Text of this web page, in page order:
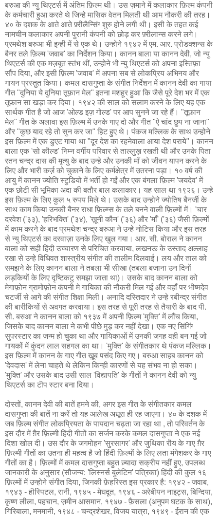
बरुआ की न्यु थिएटर्स में अंतिम फ़िल्म थी। उस ज़माने में कलाकार फ़िल्म कंपनी
के कर्मचारी हुआ करते थे जिन्हे मासिक वेतन मिलती थी आम नौकरी की तरह।
४० के दशक के आते आते फ़्रीलैन्सिंग्‍ शुरु होने लगी थी। इसी के तहत कई
नामचीन कलाकार अपनी पुरानी कंपनी को छोड़ कर फ़्रीलान्स करने लगे।
प्रमथेश बरुआ भी इन्ही में से एक थे। उन्होने १९४२ में एम. आर. प्रोडक्शन्स के
बैनर तले फ़िल्म 'जवाब' का निर्देशन किया। कानन बाला या कानन देवी, जो न्यु
थिएटर्स की एक मज़बूत स्तंभ थीं, उन्होने भी न्यु थिएटर्स को अपना इस्तिफ़ा
सौंप दिया, और इसी फ़िल्म 'जवाब' में अपना सब से लोकप्रिय अभिनय और
गायन प्रस्तुत किया। कमल दासगुप्ता के संगीत निर्देशन में कानन देवी का गाया
गीत "दुनिया ये दुनिया तूफ़ान मेल" इतना मशहूर हुआ कि जैसे पूरे देश भर में एक
तूफ़ान सा खड़ा कर दिया। १९४२ की साल को सलाम करने के लिए यह एक
सार्थक गीत है जो आज 'ओल्ड इज़ गोल्ड' पर आप सुनने जा रहे हैं। "तूफ़ान
मेल" गीत के अलावा इस फ़िल्म में उनके गाए दो और गीत "ऐ चांद छुप ना जाना"
और "कुछ याद रहे तो सुन कर जा" हिट हुए थे। पंकज मल्लिक के साथ उन्होने
इस फ़िल्म में एक डुएट गाया था "दूर देश का रहनेवाला आया देश पराये"। कानन
बाला एक 'सो कॊल्ड' निम्न वर्गीय परिवार से ताल्लुख़ रखती थी और उनके पिता
रतन चन्द्र दास की मृत्यु के बाद उन्हे और उनकी माँ को जीवन यापन करने के
लिए और भारी कर्ज़ को चुकाने के लिए कर्मक्षेत्र में उतरना पड़ा। १० वर्ष की
आयु में कानन ज्योति स्टुडियो में भर्ती हो गईं और एक बंगला फ़िल्म 'जयदेव' में
एक छोटी सी भूमिका अदा की बतौर बाल कलाकार। यह साल था १९२६। उन्हे
इस फ़िल्म के लिए कुल ५ रुपय मिले थे। उसके बाद उन्होने ज्योतिष बैनर्जी के
साथ काम किया उनकी बैनर राधा फ़िल्म्स के तले बनने वाली फ़िल्मों में। 'चार
दरवेश ('३३), 'हरिभक्ति' ('३४), 'ख़ूनी कौन' ('३६) और 'माँ' ('३६) जैसी फ़िल्मों
में काम करने के बाद प्रमथेश चन्द्र बरुआ ने उन्हे नोटिस किया और इस तरह
से न्यु थिएटर्स का दरवाज़ा उनके लिए खुल गया। आर. सी. बोराल ने कानन
बाला को सही हिंदी उच्चारण से परिचित करवाया, लखनऊ के उस्ताद अल्लाह
रखा से उन्हे विधिवत शास्त्रीय संगीत की तालीम दिलवाई। लय और ताल को
समझने के लिए कानन बाला ने तबला भी सीखा (तबला बजाना उन दिनों
लड़कियों के लिए दृष्टिकटु समझा जाता था)। उसके बाद कानन बाला को
मेगाफ़ोन ग्रामोफ़ोन कंपनी मे गायिका की नौकरी मिल गई और वहाँ पर भीष्मदेव
चटर्जी से आगे की संगीत शिक्षा मिली। अनादि दस्तिदार ने उन्हे रबीन्द्र संगीत
की बारीकियों से अवगत करवाया। इस तरह से पूरी तरह से तैयारी के बाद पी.
सी. बरुआ ने कानन बाला को १९३७ में अपनी फ़िल्म 'मुक्ति' में लौंच किया,
जिसके बाद कानन बाला ने कभी पीछे मुड़ कर नहीं देखा। एक नए सिंगिंग्‍
सुपरस्टार का जन्म हो चुका था और गायिकाओं में उनकी जगह वही बन गई जो
गायकों में कुंदन लाल सहगल का था। 'मुक्ति' के संगीतकार थे पंकज मल्लिक।
इस फ़िल्म में कानन के गाए गीत ख़ूब पसंद किए गए। बरुआ साहब कानन को
'देवदास' में लेना चाहते थे लेकिन किन्ही कारणों से यह संभव ना हो सका।
'मुक्ति' और उसके बाद उसी साल 'विद्यापति' के गीतों ने कानन देवी को न्यु
थिएटर्स का टॊप स्टार बना दिया।
दोस्तों, कानन देवी की बातें हमने की, अगर इस गीत के संगीतकार कमल
दासगुप्ता की बातें ना करें तो यह आलेख अधूरा ही रह जाएगा। ४० के दशक में
जब फ़िल्म संगीत लोकप्रियता के पायदान चढ़ता जा रहा था , तो परिवर्तन के
इस दौर में ग़ैर फ़िल्मी हिंदी गीतों का सर्जन करके कमल दासगुप्ता ने एक नई
दिशा खोल दी। उस दौर के जगमोहन 'सुरसागर' और जुथिका रॊय के गाए ग़ैर
फ़िल्मी गीतों का उतना ही महत्व है जो हिंदी फ़िल्मों के लिए लता मंगेशकर के गाए
गीतों का है। फ़िल्मों में कमल दासगुप्ता बहुत ज़्यादा सक्रीय नहीं हुए, उपलब्ध
जानकारी के अनुसार (सौजन्य: 'लिस्नर्स बुलेटिन' पत्रिका) हिंदी की कुल १६
फ़िल्मों में उन्होने संगीत दिया, जिनकी फ़ेहरिस्त इस प्रकार है: १९४२ - जवाब,
१९४३ - हॊस्पिटल, रानी, १९४५ - मेघदूत, १९४६ - अरेबीयन नाइट्स, बिन्दिया,
कृष्ण लीला, पहचान, ज़मीन आसमान, १९४७ - फ़ैसला (अनुपम घटक के साथ),
गिरिबाला, मनमानी, १९४८ - चन्द्रशेखर, विजय यात्रा, १९४९ - ईरान की एक